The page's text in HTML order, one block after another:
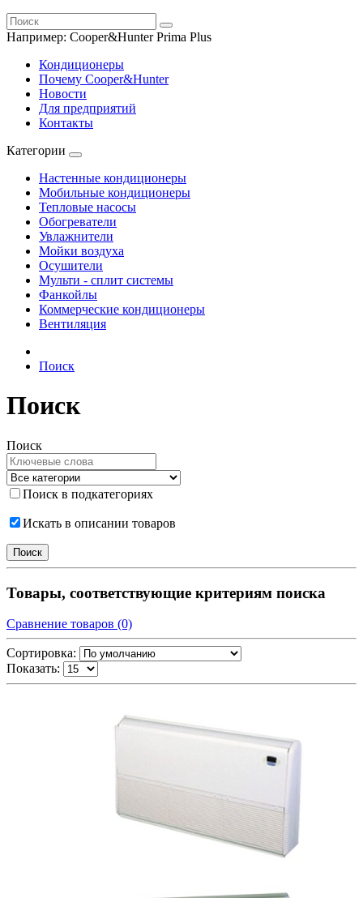
Например: Cooper&Hunter Prima Plus
Кондиционеры
Почему Cooper&Hunter
Новости
Для предприятий
Контакты
Категории
Настенные кондиционеры
Мобильные кондиционеры
Тепловые насосы
Обогреватели
Увлажнители
Мойки воздуха
Осушители
Мульти - сплит системы
Фанкойлы
Коммерческие кондиционеры
Вентиляция
Поиск
Поиск
Поиск
Поиск в подкатегориях
Искать в описании товаров
Товары, соответствующие критериям поиска
Сравнение товаров (0)
Сортировка:
Показать: